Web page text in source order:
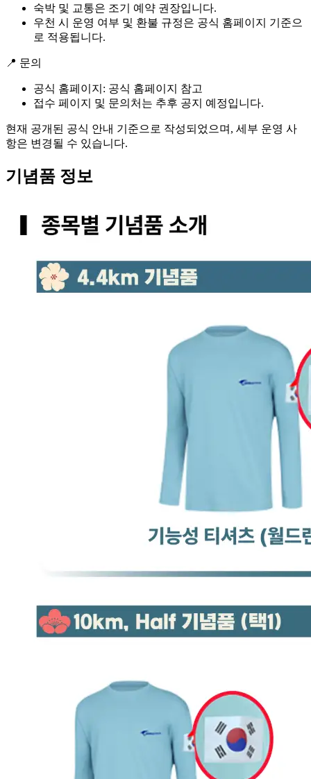
숙박 및 교통은 조기 예약 권장입니다.
우천 시 운영 여부 및 환불 규정은 공식 홈페이지 기준으
로 적용됩니다.
📍 문의
공식 홈페이지: 공식 홈페이지 참고
접수 페이지 및 문의처는 추후 공지 예정입니다.
현재 공개된 공식 안내 기준으로 작성되었으며, 세부 운영 사
항은 변경될 수 있습니다.
기념품 정보